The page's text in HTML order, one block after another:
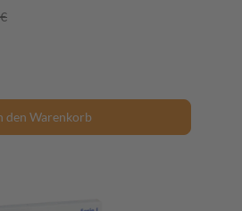
den Warenkorb